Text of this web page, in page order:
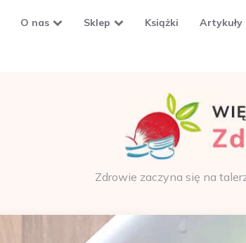
O nas Sklep Książki Artykuły
Zdrowie zaczyna się na